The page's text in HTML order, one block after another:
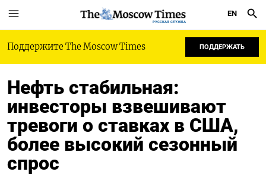
РУССКАЯ СЛУЖБА
EN
Поддержите The Moscow Times ПОДДЕРЖАТЬ
Нефть стабильная:
инвесторы взвешивают
тревоги о ставках в США,
более высокий сезонный
спрос